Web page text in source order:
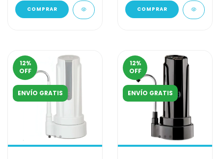
COMPRAR COMPRAR
12%
OFF
ENVÍO GRATIS
12%
OFF
ENVÍO GRATIS